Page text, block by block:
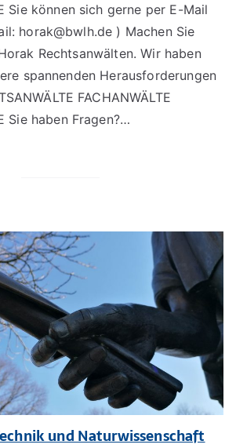
Sie können sich gerne per E-Mail
horak@bwlh.de ) Machen Sie
Rechtsanwälten. Wir haben
spannenden Herausforderungen
FACHANWÄLTE
Sie haben Fragen?…
und Naturwissenschaft